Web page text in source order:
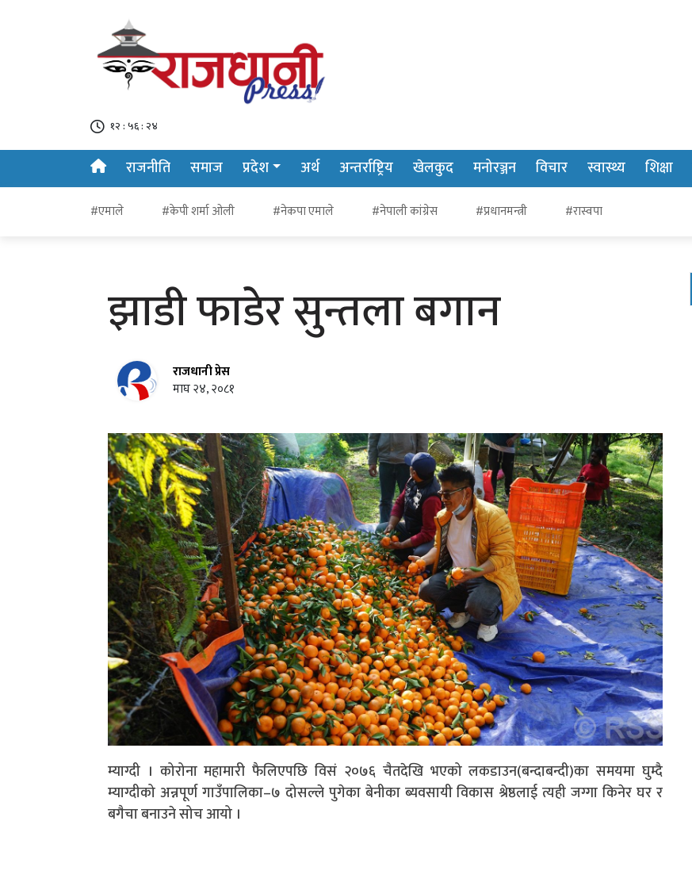
१२ : ५६ : २५
राजनीति समाज प्रदेश अर्थ अन्तर्राष्ट्रिय खेलकुद मनोरञ्जन विचार स्वास्थ्य शिक्षा
#एमाले #केपी शर्मा ओली #नेकपा एमाले #नेपाली कांग्रेस #प्रधानमन्त्री #रास्वपा
झाडी फाडेर सुन्तला बगान
राजधानी प्रेस
माघ २४, २०८१
म्याग्दी । कोरोना महामारी फैलिएपछि विसं २०७६ चैतदेखि भएको लकडाउन(बन्दाबन्दी)का समयमा घुम्दै
म्याग्दीको अन्नपूर्ण गाउँपालिका–७ दोसल्ले पुगेका बेनीका ब्यवसायी विकास श्रेष्ठलाई त्यही जग्गा किनेर घर र
बगैचा बनाउने सोच आयो ।